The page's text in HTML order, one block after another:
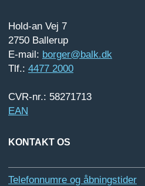
Hold-an Vej 7
2750 Ballerup
E-mail: borger@balk.dk
Tlf.: 4477 2000
CVR-nr.: 58271713
EAN
KONTAKT OS
Telefonnumre og åbningstider